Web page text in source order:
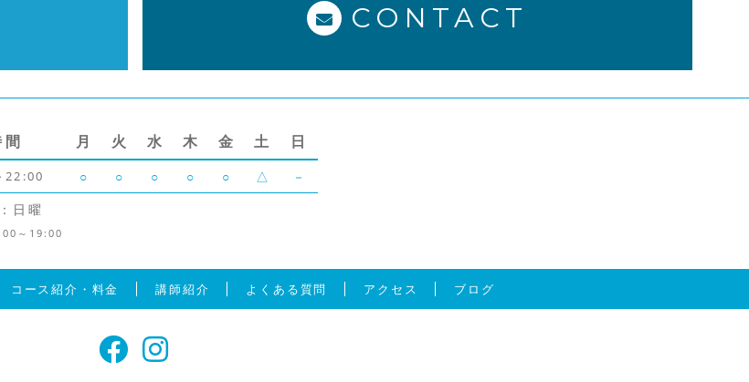
CONTACT
月 火 水 木 金 土 日
22:00 ○ ○ ○ ○ ○ △
－
日曜
～19:00
コース紹介・料金 講師紹介 よくある質問 アクセス ブログ